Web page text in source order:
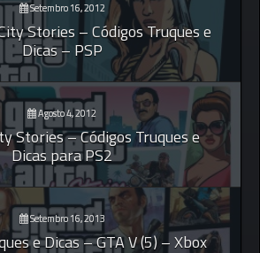
Setembro 16, 2012
Stories – Códigos Truques e
Dicas – PSP
Agosto 4, 2012
Stories – Códigos Truques e
Dicas para PS2
Setembro 16, 2013
e Dicas – GTA V (5) – Xbox